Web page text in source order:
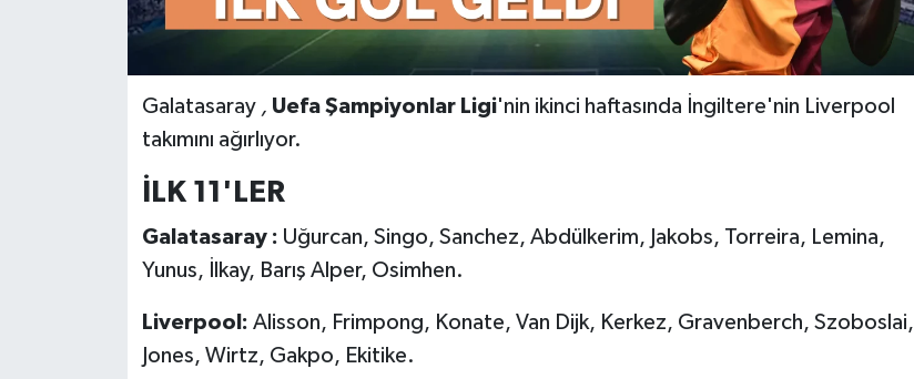
Galatasaray , Uefa Şampiyonlar Ligi'nin ikinci haftasında İngiltere'nin Liverpool
takımını ağırlıyor.
İLK 11'LER
Galatasaray: Uğurcan, Singo, Sanchez, Abdülkerim, Jakobs, Torreira, Lemina,
Yunus, İlkay, Barış Alper, Osimhen.
Liverpool: Alisson, Frimpong, Konate, Van Dijk, Kerkez, Gravenberch, Szoboslai,
Jones, Wirtz, Gakpo, Ekitike.